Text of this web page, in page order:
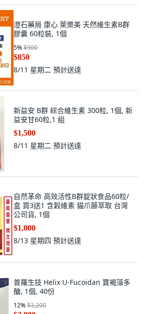
澄石藥局 康心 萊樂美 天然維生素B群
膠囊 60粒裝, 1個
5%$900
$850
8/11 星期二 預計送達
新益安 B群 綜合維生素 300粒, 1個, 新
益安甘60粒,1 組
$1,500
8/11 星期二 預計送達
自然革命 高效活性B群錠狀食品60粒/
盒 買3送1 含穀維素 貓爪藤萃取 台灣
公司貨, 1個
$1,000
8/13 星期四 預計送達
普羅生技 Helix U-Fucoidan 寶褐藻多
醣, 1個, 40份
12%$3,200